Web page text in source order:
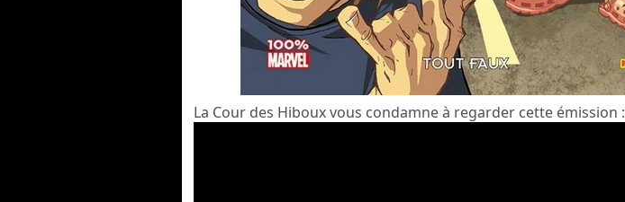
La Cour des Hiboux vous condamne à regarder cette émission :